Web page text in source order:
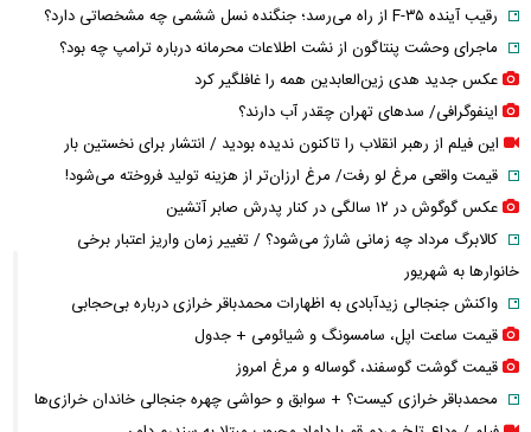
رقیب آینده F-۳۵ از راه می‌رسد؛ جنگنده نسل ششمی چه مشخصاتی دارد؟
ماجرای وحشت پنتاگون از نشت اطلاعات محرمانه درباره ترامپ چه بود؟
عکس جدید هدی زین‌العابدین همه را غافلگیر کرد
اینفوگرافی/ سدهای تهران چقدر آب دارند؟
این فیلم از رهبر انقلاب را تاکنون ندیده بودید / انتشار برای نخستین بار
قیمت واقعی مرغ لو رفت/ مرغ ارزان‌تر از هزینه تولید فروخته می‌شود!
عکس گوگوش در ۱۲ سالگی در کنار پدرش صابر آتشین
کالابرگ مرداد چه زمانی شارژ می‌شود؟ / تغییر زمان واریز اعتبار برخی
خانوارها به شهریور
واکنش جنجالی زیدآبادی به اظهارات محمدباقر خرازی درباره بی‌حجابی
قیمت ساعت اپل، سامسونگ و شیائومی + جدول
قیمت گوشت گوسفند، گوساله و مرغ امروز
محمدباقر خرازی کیست؟ + سوابق و حواشی چهره جنجالی خاندان خرازی‌ها